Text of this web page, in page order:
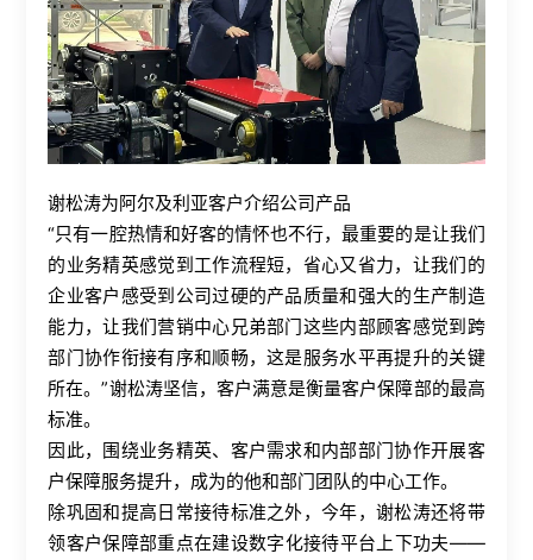
谢松涛为阿尔及利亚客户介绍公司产品
“只有一腔热情和好客的情怀也不行，最重要的是让我们
的业务精英感觉到工作流程短，省心又省力，让我们的
企业客户感受到公司过硬的产品质量和强大的生产制造
能力，让我们营销中心兄弟部门这些内部顾客感觉到跨
部门协作衔接有序和顺畅，这是服务水平再提升的关键
所在。”谢松涛坚信，客户满意是衡量客户保障部的最高
标准。
因此，围绕业务精英、客户需求和内部部门协作开展客
户保障服务提升，成为的他和部门团队的中心工作。
除巩固和提高日常接待标准之外，今年，谢松涛还将带
领客户保障部重点在建设数字化接待平台上下功夫——